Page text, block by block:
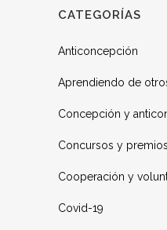
CATEGORÍAS
Anticoncepción
Aprendiendo de
Concepción y
Concursos y premios
Cooperación y
Covid-19